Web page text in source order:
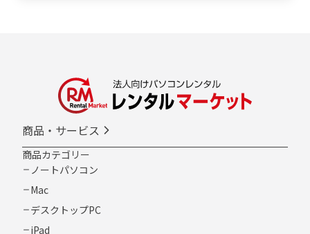
商品・サービス
商品カテゴリー
ノートパソコン
Mac
デスクトップPC
iPad